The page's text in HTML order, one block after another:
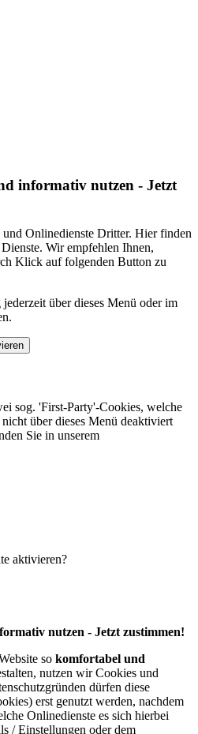
informativ nutzen - Jetzt
Onlinedienste Dritter. Hier finden
Wir empfehlen Ihnen,
Klick auf folgenden Button zu
über dieses Menü oder im
sog. 'First-Party'-Cookies, welche
über dieses Menü deaktiviert
Sie in unserem
aktivieren?
nutzen - Jetzt zustimmen!
so komfortabel und
nutzen wir Cookies und
dürfen diese
erst genutzt werden, nachdem
Onlinedienste es sich hierbei
/ Einstellungen oder dem